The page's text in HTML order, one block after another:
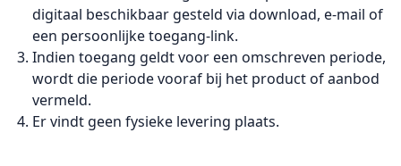
digitaal beschikbaar gesteld via download, e-mail of
een persoonlijke toegang-link.
Indien toegang geldt voor een omschreven periode,
wordt die periode vooraf bij het product of aanbod
vermeld.
Er vindt geen fysieke levering plaats.